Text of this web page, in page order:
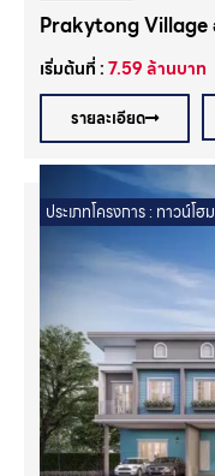
Prakytong Village
เริ่มต้นที่ :7.59ล้านบาท
รายละเอียด
ประเภทโครงการ :ทาวน์โฮม